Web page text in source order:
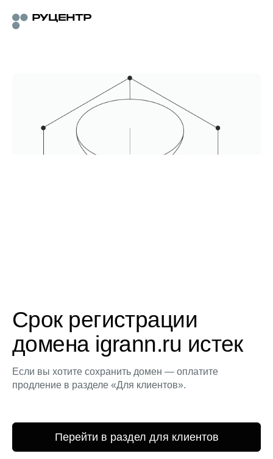
Срок регистрации
домена igrann.ru истек
Если вы хотите сохранить домен — оплатите
продление в разделе «Для клиентов».
Перейти в раздел для клиентов